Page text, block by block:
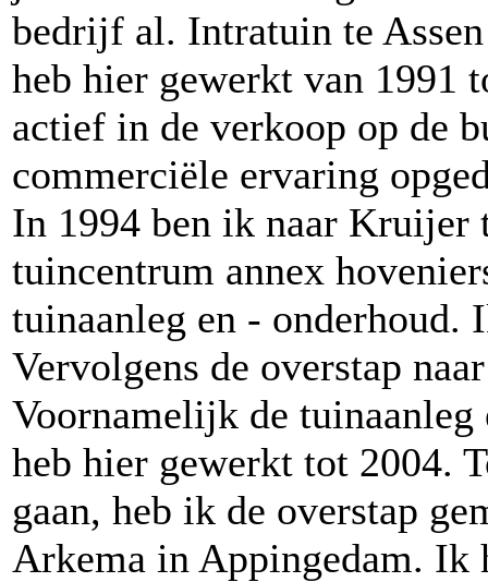
bedrijf al. Intratuin te
heb hier gewerkt van 1991
actief in de verkoop op de
commerciële ervaring
In 1994 ben ik naar Kruijer
tuincentrum annex
tuinaanleg en - onderhoud.
Vervolgens de overstap
Voornamelijk de tuinaanleg
heb hier gewerkt tot 2004.
gaan, heb ik de overstap
Arkema in Appingedam. Ik